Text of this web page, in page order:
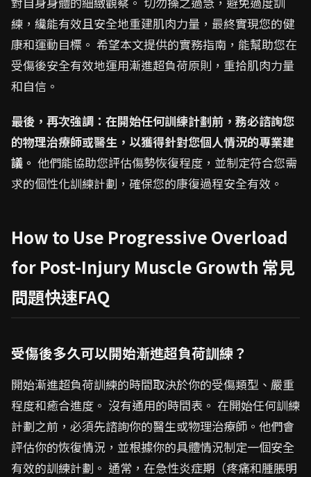
練，纔能有效且安全地重建肌肉力量，最終實現您的健
康和運動目標。 希望本文提供的實務指南，能幫助您在
受傷後安全有效地運用漸進超負荷原則，重拾肌肉力量
和自信。
最後，再次強調：在開始任何訓練計劃前，務必諮詢您
的物理治療師或醫生，以獲得針對您個人情況的專業建
議。 他們能協助您評估傷勢恢復程度，並制定符合您需
求的個性化訓練計劃，確保您的康復過程安全有效。
How to Use Progressive Overload
for Post-Injury Muscle Growth 常見
問題快速FAQ
受傷後多久可以開始漸進超負荷訓練？
開始漸進超負荷訓練的時間取決於你的受傷類型、嚴重
程度和癒合進度。 沒有通用的時間表。 在開始任何訓練
計劃之前，必須先諮詢你的醫生或物理治療師。他們會
評估你的恢復情況，並根據你的具體情況制定一個安全
有效的訓練計劃。 通常，在急性炎症期（疼痛和腫脹明